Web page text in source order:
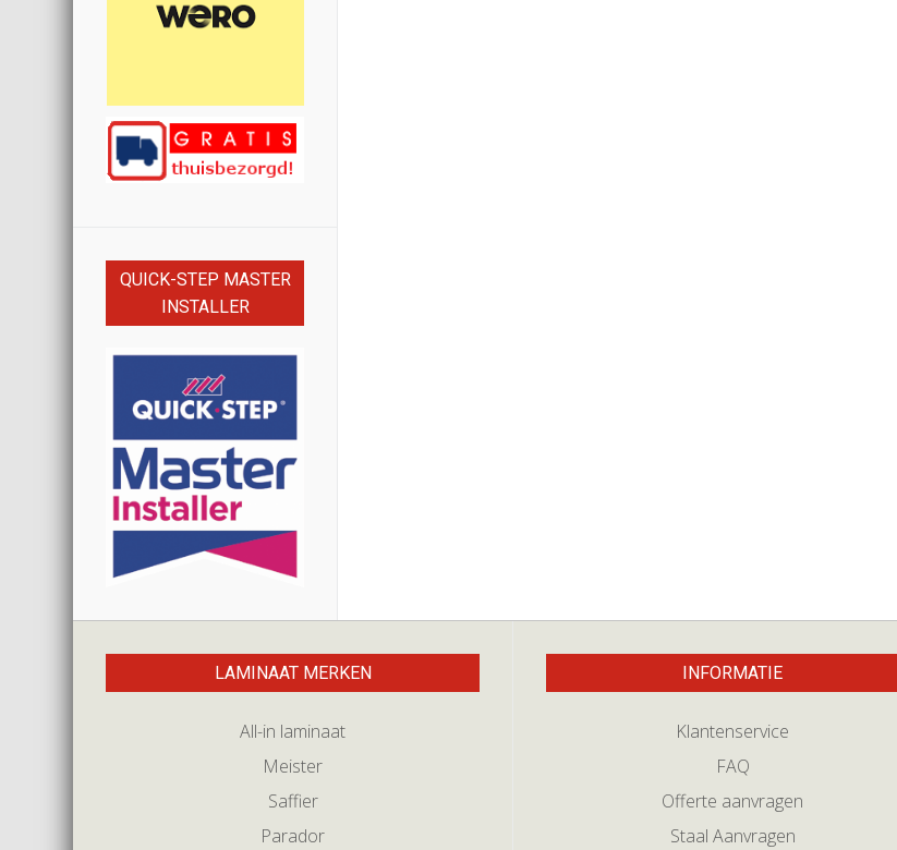
QUICK-STEP MASTER
INSTALLER
LAMINAAT MERKEN
All-in laminaat
Meister
Saffier
Parador
INFORMATIE
Klantenservice
FAQ
Offerte aanvragen
Staal Aanvragen